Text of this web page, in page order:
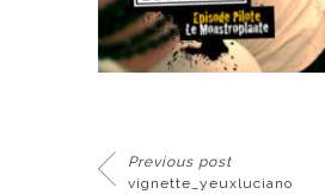
Previous post
vignette_yeuxluciano